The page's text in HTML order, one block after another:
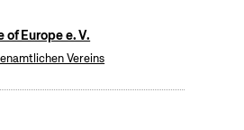
of Europe e. V.
Vereins